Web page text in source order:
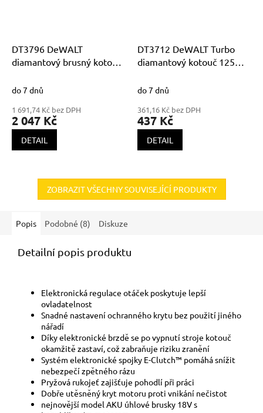
DT3796 DeWALT
diamantový brusný kotouč
do 7 dnů
1 691,74 Kč bez DPH
2 047 Kč
DETAIL
DT3712 DeWALT Turbo
diamantový kotouč 125mm
do 7 dnů
361,16 Kč bez DPH
437 Kč
DETAIL
ZOBRAZIT VŠECHNY SOUVISEJÍCÍ PRODUKTY
Popis Podobné (8) Diskuze
Detailní popis produktu
Elektronická regulace otáček poskytuje lepší
ovladatelnost
Snadné nastavení ochranného krytu bez použití jiného
nářadí
Díky elektronické brzdě se po vypnutí stroje kotouč
okamžitě zastaví, což zabraňuje riziku zranění
Systém elektronické spojky E-Clutch™ pomáhá snížit
nebezpečí zpětného rázu
Pryžová rukojeť zajišťuje pohodlí při práci
Dobře utěsněný kryt motoru proti vnikání nečistot
nejnovější model AKU úhlové brusky 18V s